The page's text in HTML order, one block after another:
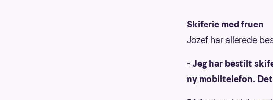
Skiferie med fruen
Jozef har allerede
- Jeg har bestilt
ny mobiltelefon.